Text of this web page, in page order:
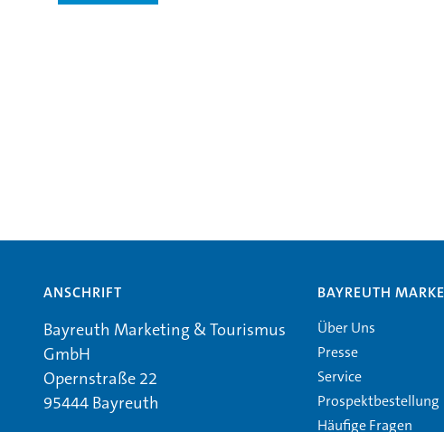
ANSCHRIFT
Bayreuth Marketing & Tourismus
GmbH
Opernstraße 22
95444 Bayreuth
BAYREUTH
Über Uns
Presse
Service
Prospektbestellung
Häufige Fragen